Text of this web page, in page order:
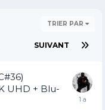
TRIER PAR
SUIVANT
UHD + Blu-